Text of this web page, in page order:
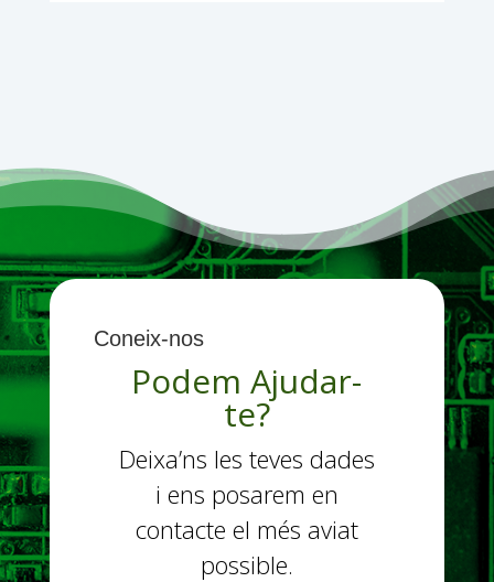
Coneix-nos
Podem Ajudar-
te?
Deixa’ns les teves dades
i ens posarem en
contacte el més aviat
possible.